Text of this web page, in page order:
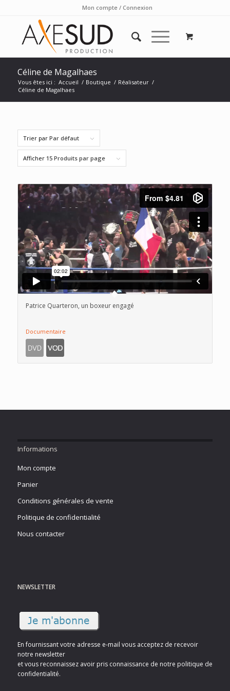
Mon compte / Connexion
Céline de Magalhaes
Vous êtes ici : Accueil / Boutique / Réalisateur /
Céline de Magalhaes
Trier par Par défaut
Afficher 15 Produits par page
Patrice Quarteron, un boxeur engagé
Documentaire
Informations
Mon compte
Panier
Conditions générales de vente
Politique de confidentialité
Nous contacter
NEWSLETTER
En fournissant votre adresse e-mail vous acceptez de recevoir
notre newsletter
et vous reconnaissez avoir pris connaissance de notre politique de
confidentialité.